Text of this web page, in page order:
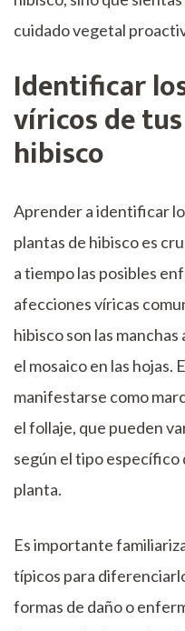
cuidado vegetal
Identificar
víricos de
hibisco
Aprender a identificar
plantas de hibisco es
a tiempo las posibles
afecciones víricas
hibisco son las
el mosaico en las hojas.
manifestarse como
el follaje, que pueden
según el tipo específico
planta.
Es importante
típicos para
formas de daño o